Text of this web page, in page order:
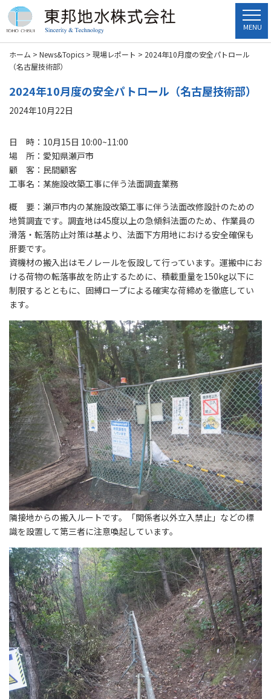
MENU
ホーム > News&Topics > 現場レポート > 2024年10月度の安全パトロール
（名古屋技術部）
2024年10月度の安全パトロール（名古屋技術部）
2024年10月22日
日 時：10月15日 10:00~11:00
場 所：愛知県瀬戸市
顧 客：民間顧客
工事名：某施設改築工事に伴う法面調査業務
概 要：瀬戸市内の某施設改築工事に伴う法面改修設計のための
地質調査です。調査地は45度以上の急傾斜法面のため、作業員の
滑落・転落防止対策は基より、法面下方用地における安全確保も
肝要です。
資機材の搬入出はモノレールを仮設して行っています。運搬中にお
ける荷物の転落事故を防止するために、積載重量を150kg以下に
制限するとともに、固縛ロープによる確実な荷締めを徹底してい
ます。
隣接地からの搬入ルートです。「関係者以外立入禁止」などの標
識を設置して第三者に注意喚起しています。